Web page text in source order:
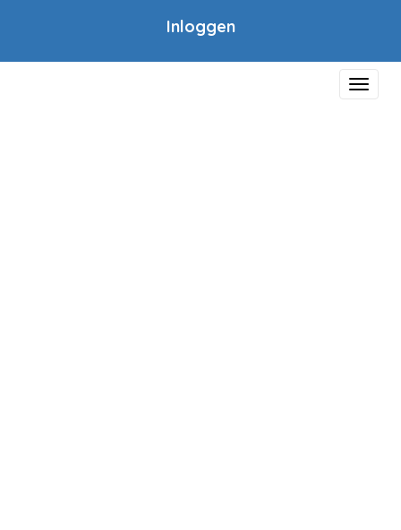
Inloggen